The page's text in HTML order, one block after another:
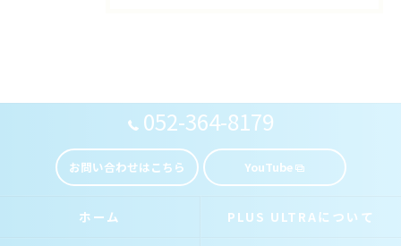
052-364-8179
お問い合わせはこちら YouTube
ホーム PLUS ULTRAについて